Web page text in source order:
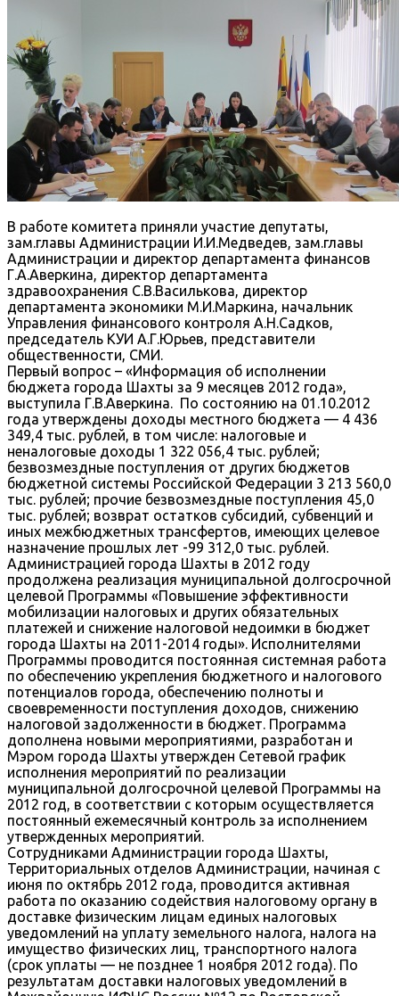
В работе комитета приняли участие депутаты,
зам.главы Администрации И.И.Медведев, зам.главы
Администрации и директор департамента финансов
Г.А.Аверкина, директор департамента
здравоохранения С.В.Василькова, директор
департамента экономики М.И.Маркина, начальник
Управления финансового контроля А.Н.Садков,
председатель КУИ А.Г.Юрьев, представители
общественности, СМИ.
Первый вопрос – «Информация об исполнении
бюджета города Шахты за 9 месяцев 2012 года»,
выступила Г.В.Аверкина. По состоянию на 01.10.2012
года утверждены доходы местного бюджета — 4 436
349,4 тыс. рублей, в том числе: налоговые и
неналоговые доходы 1 322 056,4 тыс. рублей;
безвозмездные поступления от других бюджетов
бюджетной системы Российской Федерации 3 213 560,0
тыс. рублей; прочие безвозмездные поступления 45,0
тыс. рублей; возврат остатков субсидий, субвенций и
иных межбюджетных трансфертов, имеющих целевое
назначение прошлых лет -99 312,0 тыс. рублей.
Администрацией города Шахты в 2012 году
продолжена реализация муниципальной долгосрочной
целевой Программы «Повышение эффективности
мобилизации налоговых и других обязательных
платежей и снижение налоговой недоимки в бюджет
города Шахты на 2011-2014 годы». Исполнителями
Программы проводится постоянная системная работа
по обеспечению укрепления бюджетного и налогового
потенциалов города, обеспечению полноты и
своевременности поступления доходов, снижению
налоговой задолженности в бюджет. Программа
дополнена новыми мероприятиями, разработан и
Мэром города Шахты утвержден Сетевой график
исполнения мероприятий по реализации
муниципальной долгосрочной целевой Программы на
2012 год, в соответствии с которым осуществляется
постоянный ежемесячный контроль за исполнением
утвержденных мероприятий.
Сотрудниками Администрации города Шахты,
Территориальных отделов Администрации, начиная с
июня по октябрь 2012 года, проводится активная
работа по оказанию содействия налоговому органу в
доставке физическим лицам единых налоговых
уведомлений на уплату земельного налога, налога на
имущество физических лиц, транспортного налога
(срок уплаты — не позднее 1 ноября 2012 года). По
результатам доставки налоговых уведомлений в